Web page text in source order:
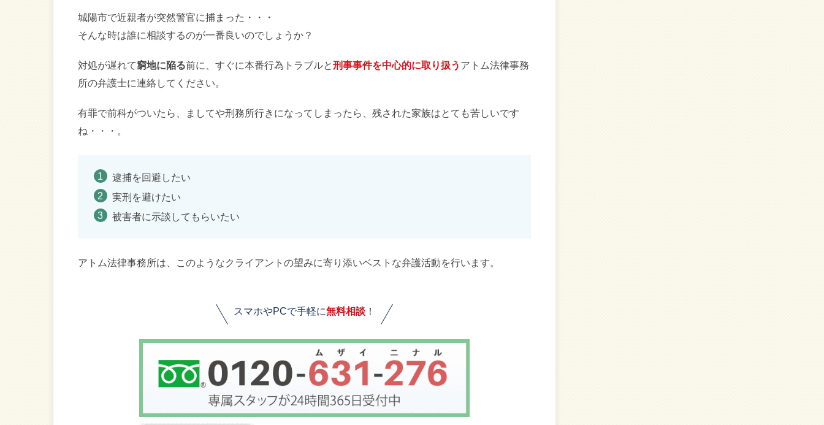
城陽市で近親者が突然警官に捕まった・・・
そんな時は誰に相談するのが一番良いのでしょうか？
対処が遅れて窮地に陥る前に、すぐに本番行為トラブルと刑事事件を中心的に取り扱う アトム法律事務
所の弁護士に連絡してください。
有罪で前科がついたら、ましてや刑務所行きになってしまったら、残された家族はとても苦しいです
ね・・・。
逮捕を回避したい
実刑を避けたい
被害者に示談してもらいたい
アトム法律事務所は、このようなクライアントの望みに寄り添いベストな弁護活動を行います。
スマホやPCで手軽に無料相談 ！